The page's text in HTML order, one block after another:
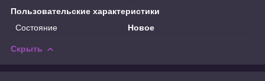
Пользовательские характеристики
Состояние
Новое
Скрыть